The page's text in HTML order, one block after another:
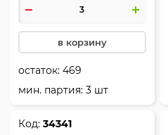
в корзину
остаток:469
мин. партия: 3 шт
Код:34341